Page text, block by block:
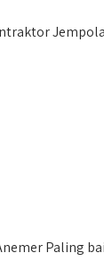
Paling